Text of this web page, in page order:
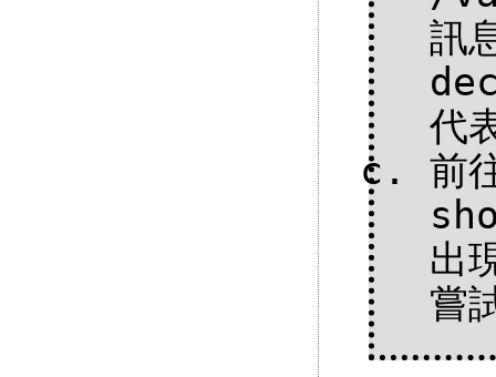
訊
代
前
出
嘗